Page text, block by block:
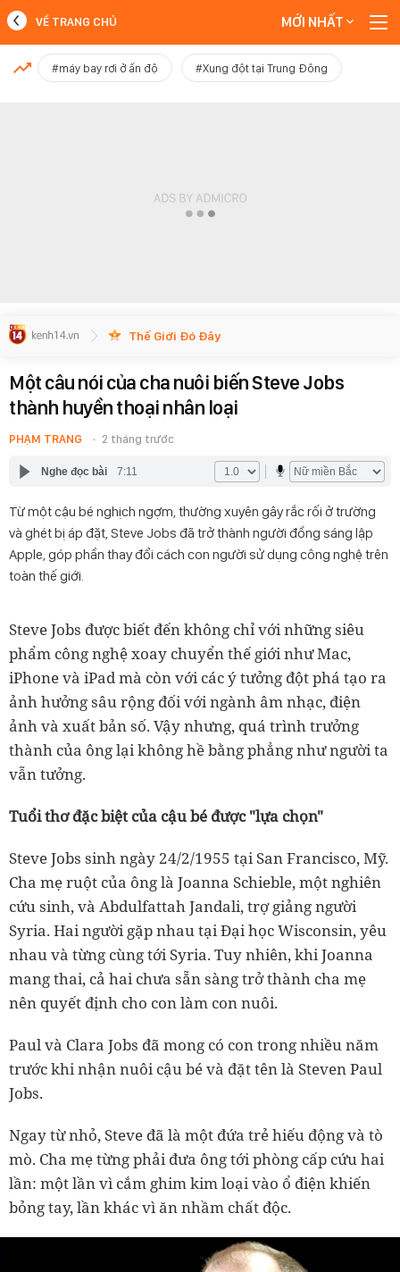
MỚI NHẤT
VỀ TRANG CHỦ MỚI NHẤT
#máy bay rơi ở ấn độ #Xung đột tại Trung Đông
Thế Giới Đó Đây
Một câu nói của cha nuôi biến Steve Jobs
thành huyền thoại nhân loại
PHẠM TRANG 2 tháng trước
Nghe đọc bài 7:11
Từ một cậu bé nghịch ngợm, thường xuyên gây rắc rối ở trường
và ghét bị áp đặt, Steve Jobs đã trở thành người đồng sáng lập
Apple, góp phần thay đổi cách con người sử dụng công nghệ trên
toàn thế giới.
Steve Jobs được biết đến không chỉ với những siêu
phẩm công nghệ xoay chuyển thế giới như Mac,
iPhone và iPad mà còn với các ý tưởng đột phá tạo ra
ảnh hưởng sâu rộng đối với ngành âm nhạc, điện
ảnh và xuất bản số. Vậy nhưng, quá trình trưởng
thành của ông lại không hề bằng phẳng như người ta
vẫn tưởng.
Tuổi thơ đặc biệt của cậu bé được "lựa chọn"
Steve Jobs sinh ngày 24/2/1955 tại San Francisco, Mỹ.
Cha mẹ ruột của ông là Joanna Schieble, một nghiên
cứu sinh, và Abdulfattah Jandali, trợ giảng người
Syria. Hai người gặp nhau tại Đại học Wisconsin, yêu
nhau và từng cùng tới Syria. Tuy nhiên, khi Joanna
mang thai, cả hai chưa sẵn sàng trở thành cha mẹ
nên quyết định cho con làm con nuôi.
Paul và Clara Jobs đã mong có con trong nhiều năm
trước khi nhận nuôi cậu bé và đặt tên là Steven Paul
Jobs.
Ngay từ nhỏ, Steve đã là một đứa trẻ hiếu động và tò
mò. Cha mẹ từng phải đưa ông tới phòng cấp cứu hai
lần: một lần vì cắm ghim kim loại vào ổ điện khiến
bỏng tay, lần khác vì ăn nhầm chất độc.